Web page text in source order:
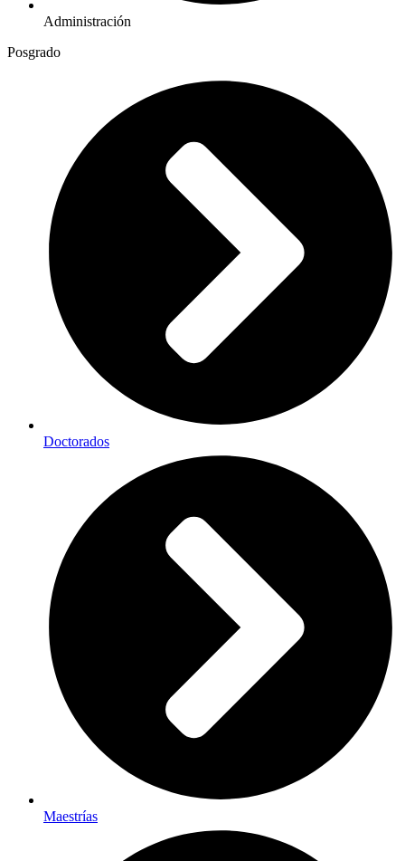
Administración
Posgrado
Doctorados
Maestrías